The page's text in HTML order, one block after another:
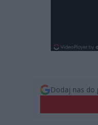
Dodaj nas do